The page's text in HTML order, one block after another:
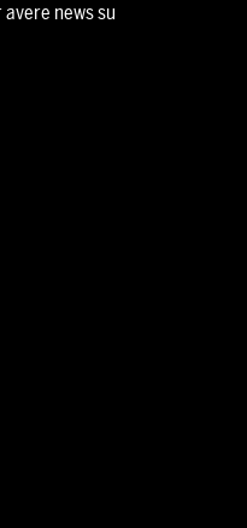
news su